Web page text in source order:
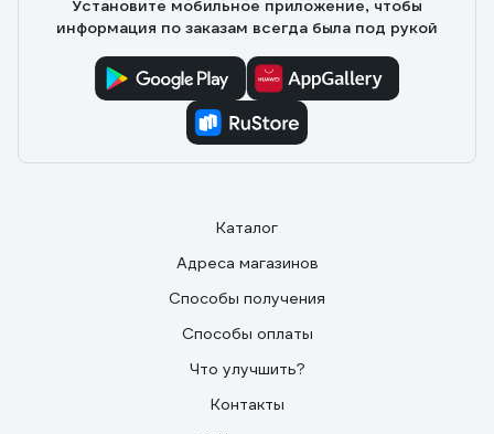
Установите мобильное приложение, чтобы
информация по заказам всегда была под рукой
Каталог
Адреса магазинов
Способы получения
Способы оплаты
Что улучшить?
Контакты